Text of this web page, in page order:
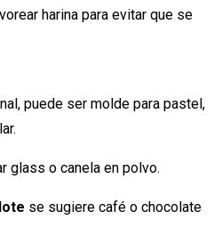
harina para evitar que se
puede ser molde para pastel,
glass o canela en polvo.
se sugiere café o chocolate